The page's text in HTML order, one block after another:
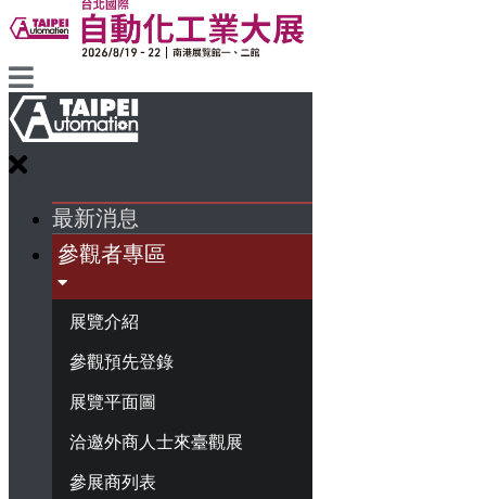
最新消息
參觀者專區
展覽介紹
參觀預先登錄
展覽平面圖
洽邀外商人士來臺觀展
參展商列表